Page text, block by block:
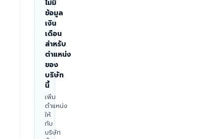
ไม่มี
ข้อมูล
เงิน
เดือน
สำหรับ
ตำแหน่ง
ของ
บริษัท
นี้
เพิ่ม
ตำแหน่ง
ให้
กับ
บริษัท